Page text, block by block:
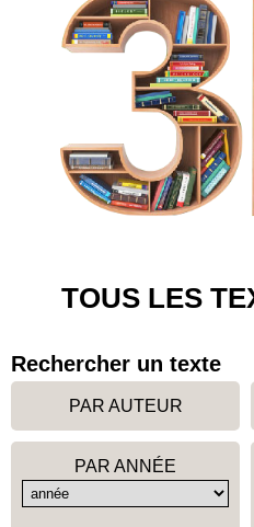
TOUS LES
Rechercher un texte
PAR AUTEUR
PAR ANNÉE